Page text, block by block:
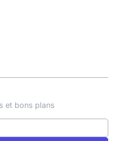
et bons plans